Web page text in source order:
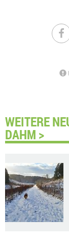
WEITERE
DAHM >